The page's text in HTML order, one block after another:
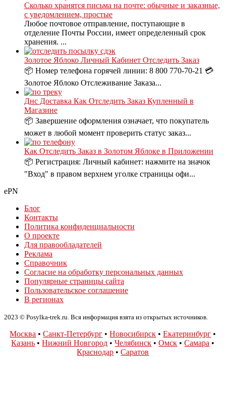
Сколько хранятся письма на почте: обычные и заказные,
с уведомлением, простые
Любое почтовое отправление, поступающие в
отделение Почты России, имеет определенный срок
хранения. ...
Золотое Яблоко Личный Кабинет Отследить Заказ
📦 Номер телефона горячей линии: 8 800 770-70-21 💳
Золотое Яблоко Отслеживание Заказа...
Днс Доставка Как Отследить Заказ Купленный в
Магазине
📦 Завершение оформления означает, что покупатель
может в любой момент проверить статус заказ...
Как Отследить Заказ в Золотом Яблоке в Приложении
📦 Регистрация: Личный кабинет: нажмите на значок
"Вход" в правом верхнем уголке страницы офи...
ePN
Блог
Контакты
Политика конфиденциальности
О проекте
Для правообладателей
Реклама
Справочник
Согласие на обработку персональных данных
Популярные страницы сайта
Пользовательское соглашение
В регионах
2023 © Posylka-trek.ru. Вся информация взята из открытых источников.
Москва •Санкт-Петербург •Новосибирск •Екатеринбург •
Казань •Нижний Новгород •Челябинск •Омск •Самара •
Краснодар •Саратов